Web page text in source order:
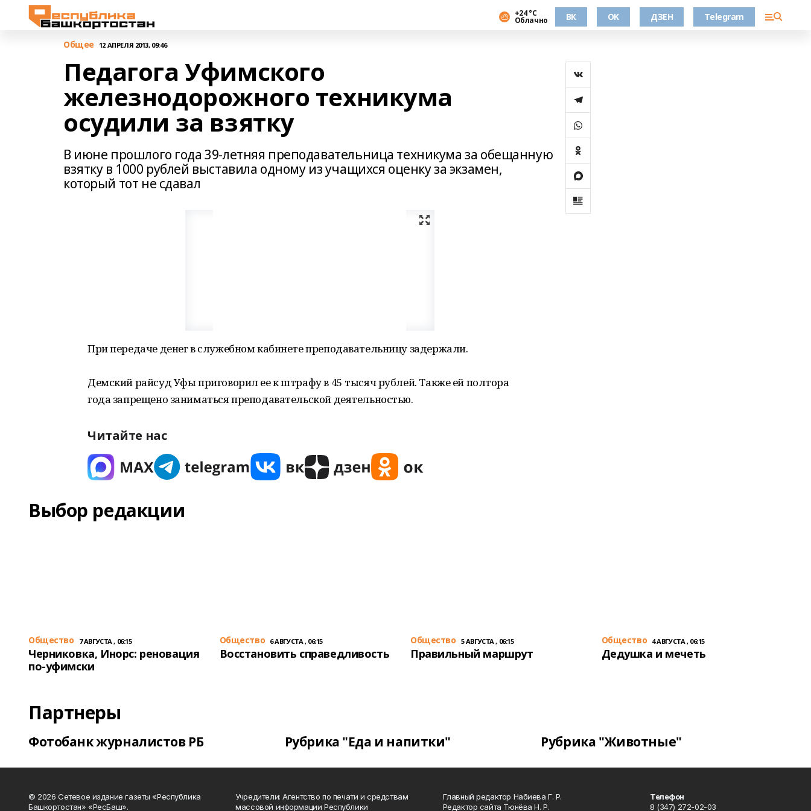
+24 °С
Облачно ВК OK ДЗЕН Telegram
Общее 12 АПРЕЛЯ 2013, 09:46
Педагога Уфимского
железнодорожного техникума
осудили за взятку
В июне прошлого года 39-летняя преподавательница техникума за обещанную
взятку в 1000 рублей выставила одному из учащихся оценку за экзамен,
который тот не сдавал
При передаче денег в служебном кабинете преподавательницу задержали.
Демский райсуд Уфы приговорил ее к штрафу в 45 тысяч рублей. Также ей полтора
года запрещено заниматься преподавательской деятельностью.
Читайте нас
Выбор редакции
Общество 7 АВГУСТА , 06:15
Черниковка, Инорс: реновация
по-уфимски
Общество 6 АВГУСТА , 06:15
Восстановить справедливость
Общество 5 АВГУСТА , 06:15
Правильный маршрут
Общество 4 АВГУСТА , 06:15
Дедушка и мечеть
Партнеры
Фотобанк журналистов РБ Рубрика "Еда и напитки" Рубрика "Животные"
© 2026 Сетевое издание газеты «Республика
Башкортостан» «РесБаш».
Учредители: Агентство по печати и средствам
массовой информации Республики
Главный редактор Набиева Г. Р.
Редактор сайта Тюнёва Н. Р.
Телефон
8 (347) 272-02-03